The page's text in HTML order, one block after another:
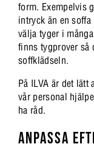
form. Exempelvis
intryck än en
välja tyger i
finns tygprover så
soffklädseln.
På ILVA är det
vår personal
ha råd.
ANPASSA